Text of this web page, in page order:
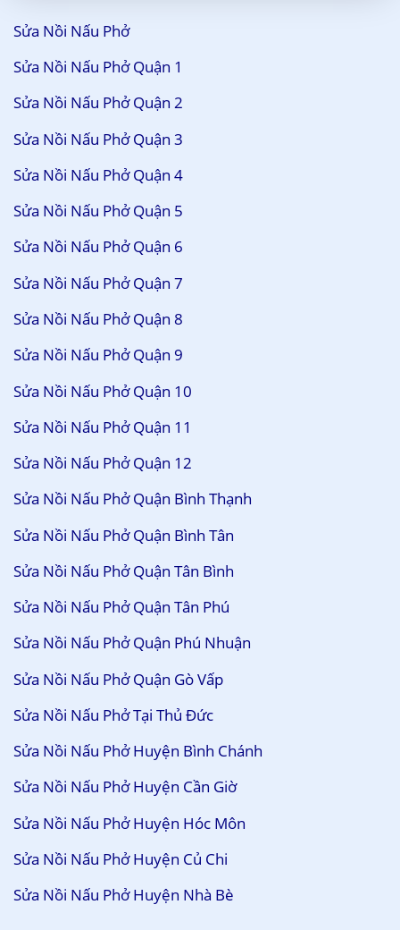
Sửa Nồi Nấu Phở
Sửa Nồi Nấu Phở Quận 1
Sửa Nồi Nấu Phở Quận 2
Sửa Nồi Nấu Phở Quận 3
Sửa Nồi Nấu Phở Quận 4
Sửa Nồi Nấu Phở Quận 5
Sửa Nồi Nấu Phở Quận 6
Sửa Nồi Nấu Phở Quận 7
Sửa Nồi Nấu Phở Quận 8
Sửa Nồi Nấu Phở Quận 9
Sửa Nồi Nấu Phở Quận 10
Sửa Nồi Nấu Phở Quận 11
Sửa Nồi Nấu Phở Quận 12
Sửa Nồi Nấu Phở Quận Bình Thạnh
Sửa Nồi Nấu Phở Quận Bình Tân
Sửa Nồi Nấu Phở Quận Tân Bình
Sửa Nồi Nấu Phở Quận Tân Phú
Sửa Nồi Nấu Phở Quận Phú Nhuận
Sửa Nồi Nấu Phở Quận Gò Vấp
Sửa Nồi Nấu Phở Tại Thủ Đức
Sửa Nồi Nấu Phở Huyện Bình Chánh
Sửa Nồi Nấu Phở Huyện Cần Giờ
Sửa Nồi Nấu Phở Huyện Hóc Môn
Sửa Nồi Nấu Phở Huyện Củ Chi
Sửa Nồi Nấu Phở Huyện Nhà Bè